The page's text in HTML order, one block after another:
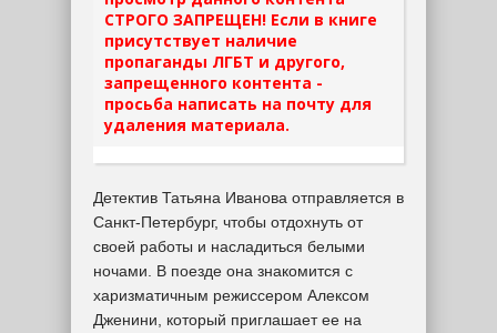
СТРОГО ЗАПРЕЩЕН! Если в книге
присутствует наличие
пропаганды ЛГБТ и другого,
запрещенного контента -
просьба написать на почту для
удаления материала.
Детектив Татьяна Иванова отправляется в
Санкт-Петербург, чтобы отдохнуть от
своей работы и насладиться белыми
ночами. В поезде она знакомится с
харизматичным режиссером Алексом
Дженини, который приглашает ее на